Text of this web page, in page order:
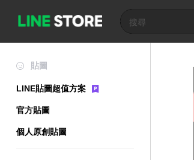
貼圖
LINE貼圖超值方案
官方貼圖
個人原創貼圖